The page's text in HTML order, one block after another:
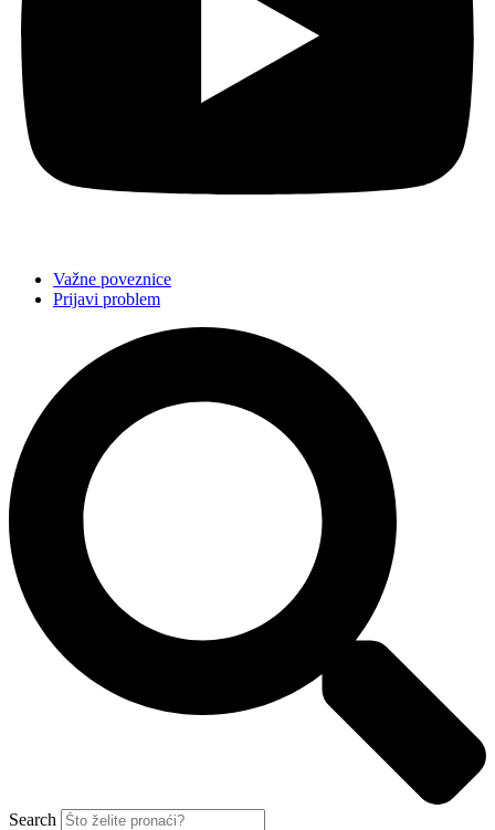
Važne poveznice
Prijavi problem
Search